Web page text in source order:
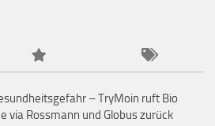
– TryMoin ruft Bio
via Rossmann und Globus zurück